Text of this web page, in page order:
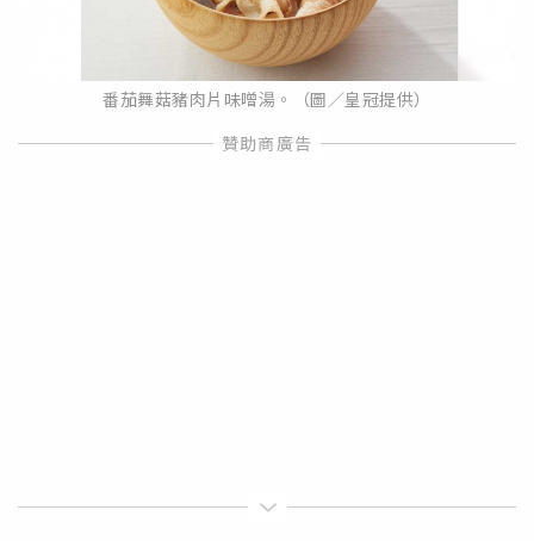
番茄舞菇豬肉片味噌湯。（圖／皇冠提供）